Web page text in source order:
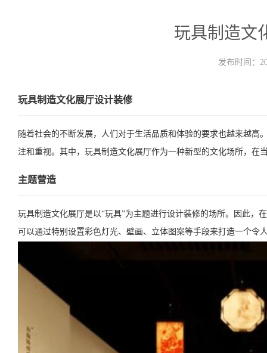
玩具制造文
发布时间：
玩具制造文化展厅设计装修
随着社会的不断发展，人们对于生活品质和体验的要求也越来越
注和重视。其中，玩具制造文化展厅作为一种新型的文化场所，在
主题营造
玩具制造文化展厅是以“玩具”为主题进行设计装修的场所。因此
可以通过特别设置彩色灯光、壁画、立体图案等手段来打造一个令